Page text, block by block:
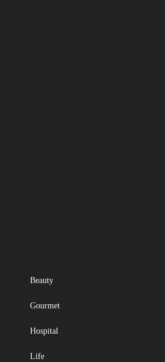
Beauty
Gourmet
Hospital
Life